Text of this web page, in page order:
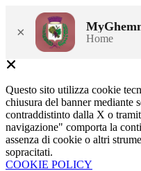
× Home
Questo sito utilizza cookie
chiusura del banner mediante
contraddistinto dalla X o
navigazione" comporta la
assenza di cookie o altri
sopracitati.
COOKIE POLICY